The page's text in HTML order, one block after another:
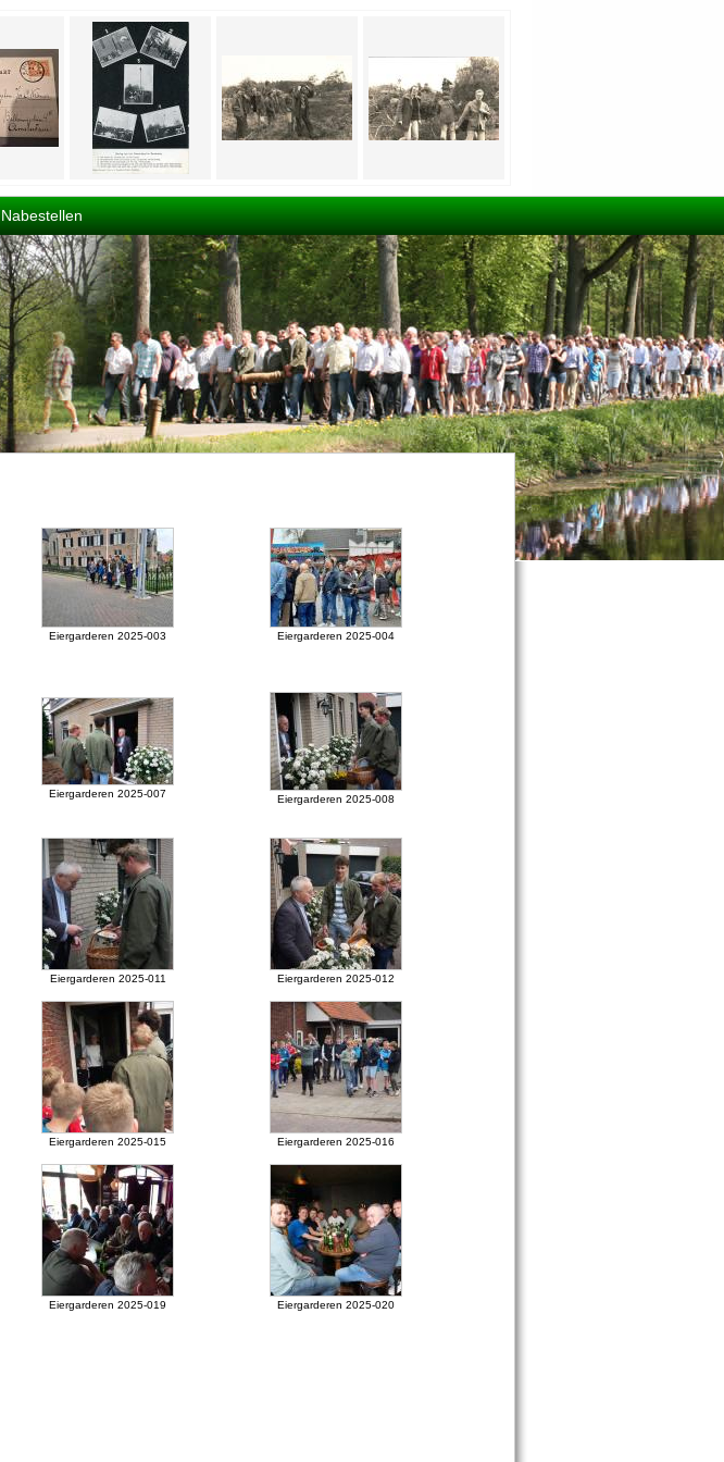
Nabestellen
Eiergarderen 2025-003 Eiergarderen 2025-004
Eiergarderen 2025-007 Eiergarderen 2025-008
Eiergarderen 2025-011 Eiergarderen 2025-012
Eiergarderen 2025-015 Eiergarderen 2025-016
Eiergarderen 2025-019 Eiergarderen 2025-020